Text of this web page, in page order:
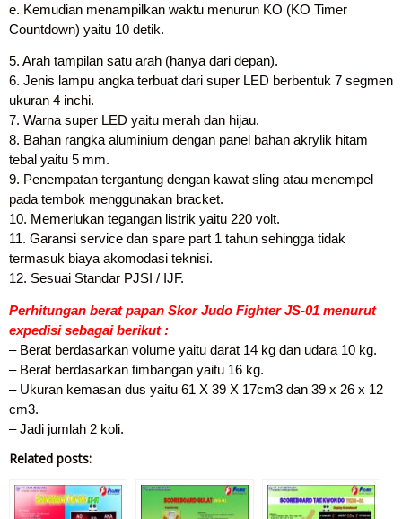
e. Kemudian menampilkan waktu menurun KO (KO Timer
Countdown) yaitu 10 detik.
5. Arah tampilan satu arah (hanya dari depan).
6. Jenis lampu angka terbuat dari super LED berbentuk 7 segmen
ukuran 4 inchi.
7. Warna super LED yaitu merah dan hijau.
8. Bahan rangka aluminium dengan panel bahan akrylik hitam
tebal yaitu 5 mm.
9. Penempatan tergantung dengan kawat sling atau menempel
pada tembok menggunakan bracket.
10. Memerlukan tegangan listrik yaitu 220 volt.
11. Garansi service dan spare part 1 tahun sehingga tidak
termasuk biaya akomodasi teknisi.
12. Sesuai Standar PJSI / IJF.
Perhitungan berat papan Skor Judo Fighter JS-01 menurut
expedisi sebagai berikut :
– Berat berdasarkan volume yaitu darat 14 kg dan udara 10 kg.
– Berat berdasarkan timbangan yaitu 16 kg.
– Ukuran kemasan dus yaitu 61 X 39 X 17cm3 dan 39 x 26 x 12
cm3.
– Jadi jumlah 2 koli.
Related posts: